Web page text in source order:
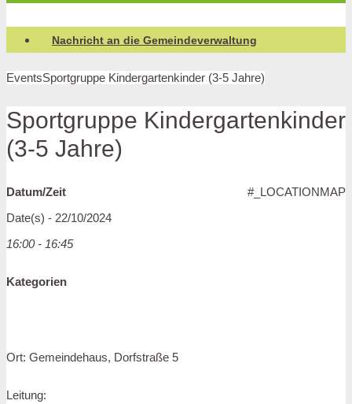
Nachricht an die Gemeindeverwaltung
EventsSportgruppe Kindergartenkinder (3-5 Jahre)
Sportgruppe Kindergartenkinder
(3-5 Jahre)
#_LOCATIONMAP
Datum/Zeit
Date(s) - 22/10/2024
16:00 - 16:45
Kategorien
Ort: Gemeindehaus, Dorfstraße 5
Leitung: